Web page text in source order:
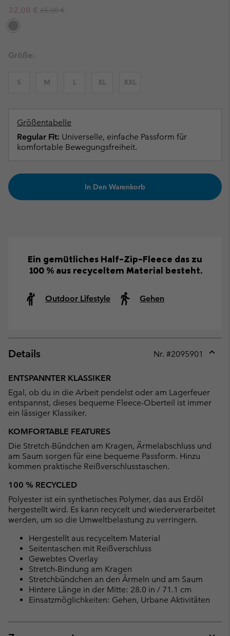
Sale price:
32,00 € Regular price:
65,00 €
Größe:
S M L XL XXL
Größentabelle
Regular Fit: Universelle, einfache Passform für
komfortable Bewegungsfreiheit.
In Den Warenkorb
Ein gemütliches Half-Zip-Fleece das zu
100 % aus recyceltem Material besteht.
Outdoor Lifestyle Gehen
Details Nr. #2095901
ENTSPANNTER KLASSIKER
Egal, ob du in die Arbeit pendelst oder am Lagerfeuer
entspannst, dieses bequeme Fleece-Oberteil ist immer
ein lässiger Klassiker.
KOMFORTABLE FEATURES
Die Stretch-Bündchen am Kragen, Ärmelabschluss und
am Saum sorgen für eine bequeme Passform. Hinzu
kommen praktische Reißverschlusstaschen.
100 % RECYCLED
Polyester ist ein synthetisches Polymer, das aus Erdöl
hergestellt wird. Es kann recycelt und wiederverarbeitet
werden, um so die Umweltbelastung zu verringern.
Hergestellt aus recyceltem Material
Seitentaschen mit Reißverschluss
Gewebtes Overlay
Stretch-Bindung am Kragen
Stretchbündchen an den Ärmeln und am Saum
Hintere Länge in der Mitte: 28.0 in / 71.1 cm
Einsatzmöglichkeiten: Gehen, Urbane Aktivitäten